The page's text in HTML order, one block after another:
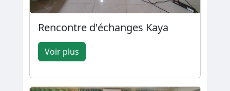
Rencontre d'échanges Kaya
Voir plus